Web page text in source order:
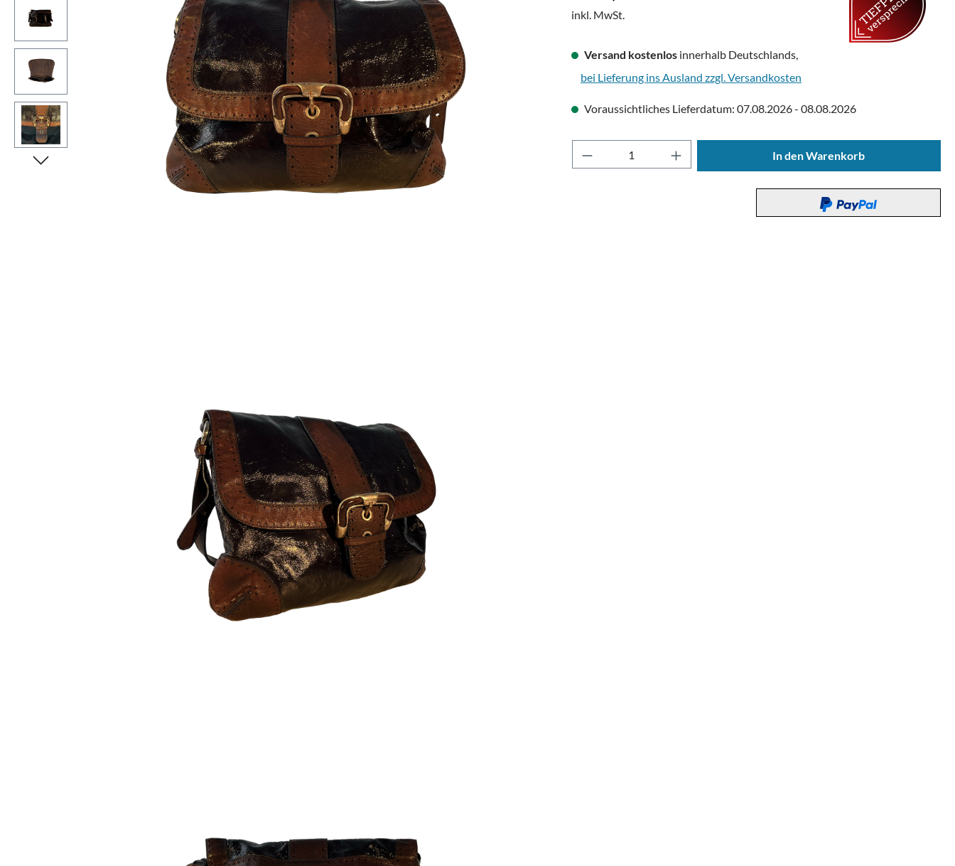
inkl. MwSt.
Versand kostenlos innerhalb Deutschlands,
bei Lieferung ins Ausland zzgl. Versandkosten
Voraussichtliches Lieferdatum: 07.08.2026 - 08.08.2026
Produkt Anzahl: Gib den gewünschten Wert ein
In den Warenkorb